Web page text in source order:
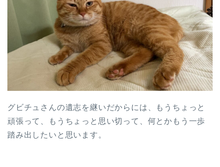
グビチュさんの遺志を継いだからには、もうちょっと
頑張って、もうちょっと思い切って、何とかもう一歩
踏み出したいと思います。